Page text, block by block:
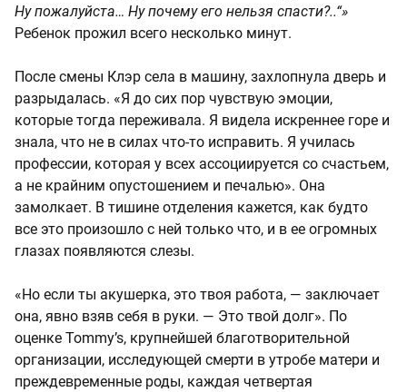
Ну пожалуйста… Ну почему его нельзя спасти?..“»
Ребенок прожил всего несколько минут.
После смены Клэр села в машину, захлопнула дверь и
разрыдалась. «Я до сих пор чувствую эмоции,
которые тогда переживала. Я видела искреннее горе и
знала, что не в силах что-то исправить. Я училась
профессии, которая у всех ассоциируется со счастьем,
а не крайним опустошением и печалью». Она
замолкает. В тишине отделения кажется, как будто
все это произошло с ней только что, и в ее огромных
глазах появляются слезы.
«Но если ты акушерка, это твоя работа, — заключает
она, явно взяв себя в руки. — Это твой долг». По
оценке Tommy’s, крупнейшей благотворительной
организации, исследующей смерти в утробе матери и
преждевременные роды, каждая четвертая